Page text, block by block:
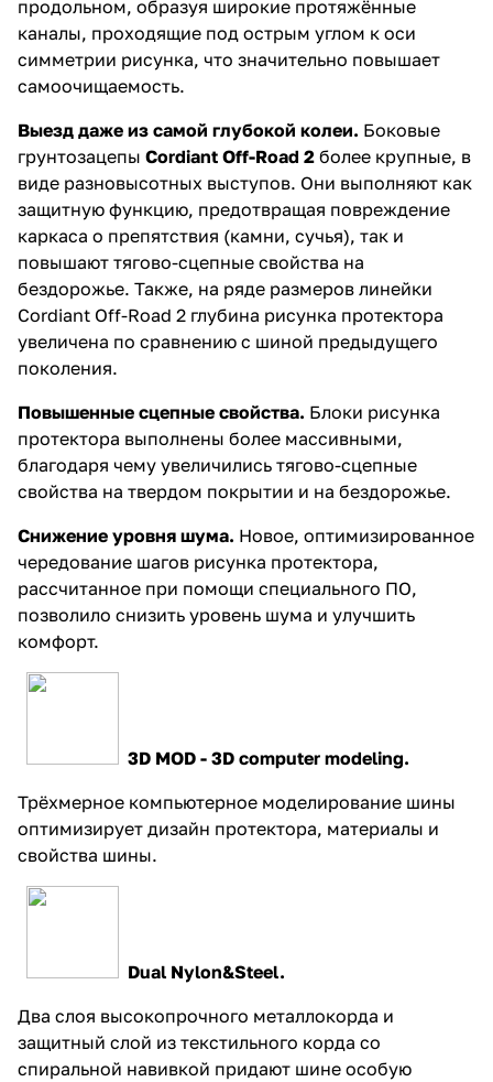
продольном, образуя широкие протяжённые
каналы, проходящие под острым углом к оси
симметрии рисунка, что значительно повышает
самоочищаемость.
Выезд даже из самой глубокой колеи. Боковые
грунтозацепы Cordiant Off-Road 2 более крупные, в
виде разновысотных выступов. Они выполняют как
защитную функцию, предотвращая повреждение
каркаса о препятствия (камни, сучья), так и
повышают тягово-сцепные свойства на
бездорожье. Также, на ряде размеров линейки
Cordiant Off-Road 2 глубина рисунка протектора
увеличена по сравнению с шиной предыдущего
поколения.
Повышенные сцепные свойства. Блоки рисунка
протектора выполнены более массивными,
благодаря чему увеличились тягово-сцепные
свойства на твердом покрытии и на бездорожье.
Снижение уровня шума. Новое, оптимизированное
чередование шагов рисунка протектора,
рассчитанное при помощи специального ПО,
позволило снизить уровень шума и улучшить
комфорт.
3D MOD - 3D computer modeling.
Трёхмерное компьютерное моделирование шины
оптимизирует дизайн протектора, материалы и
свойства шины.
Dual Nylon&Steel.
Два слоя высокопрочного металлокорда и
защитный слой из текстильного корда со
спиральной навивкой придают шине особую